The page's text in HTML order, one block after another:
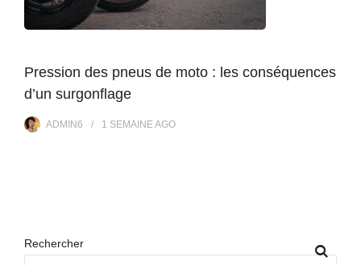
Pression des pneus de moto : les conséquences
d’un surgonflage
ADMIN6 1 SEMAINE AGO
Rechercher